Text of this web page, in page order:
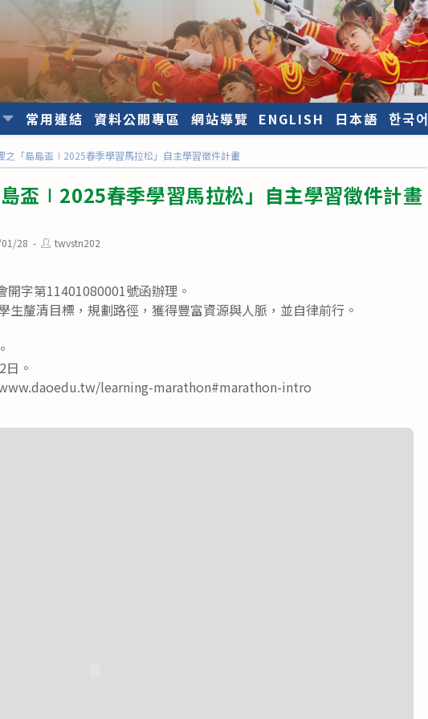
常用連結 資料公開專區 網站導覽 ENGLISH 日本語 한국어
之「島島盃∣2025春季學習馬拉松」自主學習徵件計畫
盃∣2025春季學習馬拉松」自主學習徵件計畫
28
Posttwvstn202
字第11401080001號函辦理。
生釐清目標，規劃路徑，獲得豐富資源與人脈，並自律前行。
。
learning-marathon#marathon-intro